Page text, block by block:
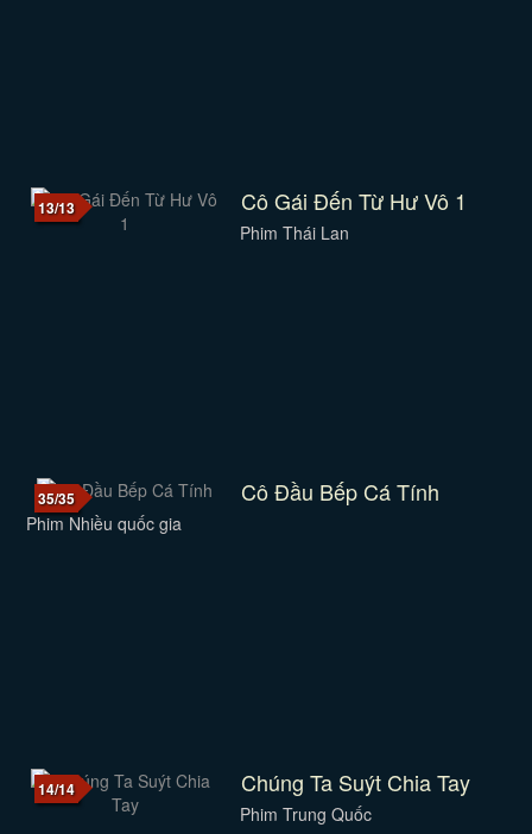
13/13 Cô Gái Đến Từ Hư Vô 1
Phim Thái Lan
35/35 Cô Đầu Bếp Cá Tính
Phim Nhiều quốc gia
14/14 Chúng Ta Suýt Chia Tay
Phim Trung Quốc